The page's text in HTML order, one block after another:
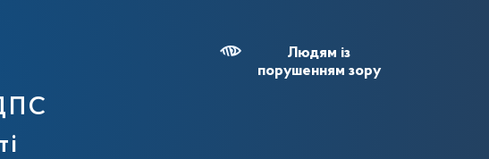
Людям із
порушенням зору